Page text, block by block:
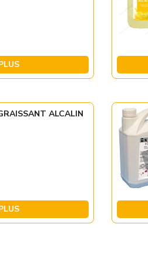
ALCALIN